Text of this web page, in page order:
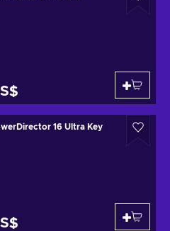
16 Ultra Key